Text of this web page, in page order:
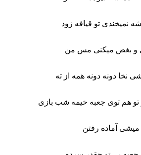
نمیخندی تو قیافه زود
و بغض میکنی مس من
نخا دونه دونه همه از ته
هم توی جعبه خیمه شب بازی
میشی آماده رفتن